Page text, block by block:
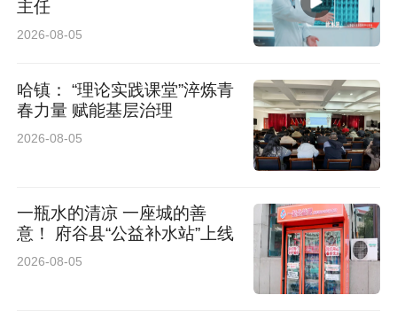
主任
2026-08-05
哈镇： “理论实践课堂”淬炼青
春力量 赋能基层治理
2026-08-05
一瓶水的清凉 一座城的善
意！ 府谷县“公益补水站”上线
2026-08-05